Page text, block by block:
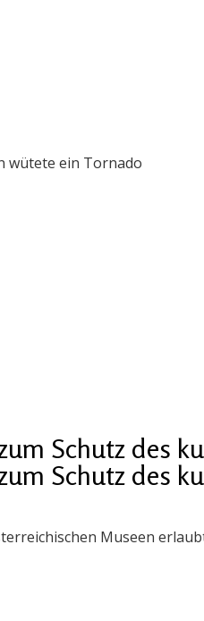
wütete ein Tornado
Schutz des
Schutz des
Museen